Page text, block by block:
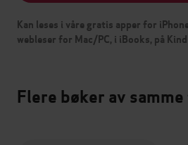
Kan leses i våre gratis apper for
webleser for Mac/PC, i iBooks, på
Flere bøker av